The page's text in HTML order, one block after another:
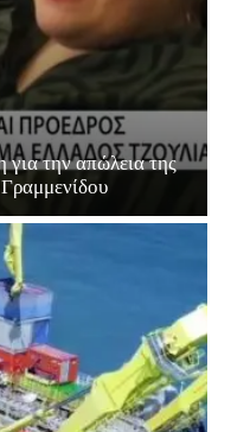
την απώλεια της